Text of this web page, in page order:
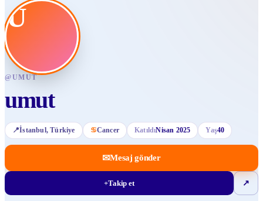
U
@UMUT
umut
📍İstanbul, Türkiye ♋Cancer KatıldıNisan 2025 Yaş40
✉Mesaj gönder
+Takip et ↗